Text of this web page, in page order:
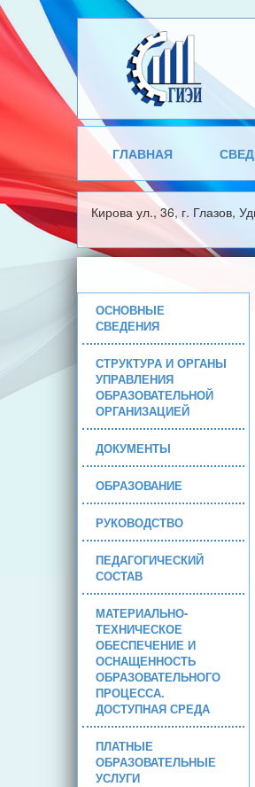
ГЛАВНАЯ
Кирова ул., 36, г. Глазов,
ОСНОВНЫЕ
СВЕДЕНИЯ
СТРУКТУРА И ОРГАНЫ
УПРАВЛЕНИЯ
ОБРАЗОВАТЕЛЬНОЙ
ОРГАНИЗАЦИЕЙ
ДОКУМЕНТЫ
ОБРАЗОВАНИЕ
РУКОВОДСТВО
ПЕДАГОГИЧЕСКИЙ
СОСТАВ
МАТЕРИАЛЬНО-
ТЕХНИЧЕСКОЕ
ОБЕСПЕЧЕНИЕ И
ОСНАЩЕННОСТЬ
ОБРАЗОВАТЕЛЬНОГО
ПРОЦЕССА.
ДОСТУПНАЯ СРЕДА
ПЛАТНЫЕ
ОБРАЗОВАТЕЛЬНЫЕ
УСЛУГИ